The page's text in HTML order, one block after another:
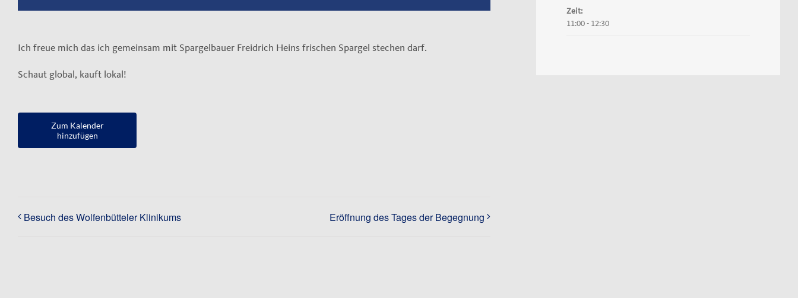
Ich freue mich das ich gemeinsam mit Spargelbauer Freidrich Heins frischen Spargel stechen darf.
Schaut global, kauft lokal!
Zum Kalender
hinzufügen
Besuch des Wolfenbütteler Klinikums Eröffnung des Tages der Begegnung
Zeit:
11:00 - 12:30